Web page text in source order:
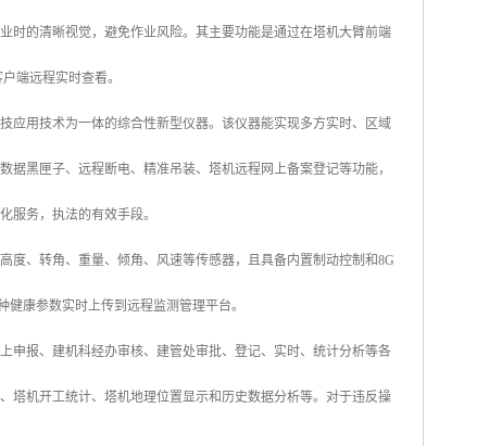
时的清晰视觉，避免作业风险。其主要功能是通过在塔机大臂前端
端远程实时查看。
应用技术为一体的综合性新型仪器。该仪器能实现多方实时、区域
黑匣子、远程断电、精准吊装、塔机远程网上备案登记等功能，
服务，执法的有效手段。
度、转角、重量、倾角、风速等传感器，且具备内置制动控制和8G
康参数实时上传到远程监测管理平台。
申报、建机科经办审核、建管处审批、登记、实时、统计分析等各
塔机开工统计、塔机地理位置显示和历史数据分析等。对于违反操